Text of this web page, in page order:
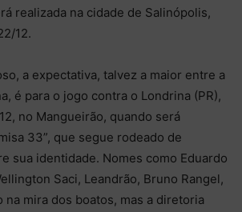
realizada na cidade de Salinópolis,
12.
a expectativa, talvez a maior entre a
é para o jogo contra o Londrina (PR),
no Mangueirão, quando será
33”, que segue rodeado de
sua identidade. Nomes como Eduardo
Saci, Leandrão, Bruno Rangel,
na mira dos boatos, mas a diretoria